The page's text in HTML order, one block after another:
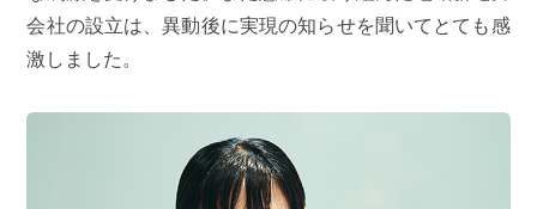
会社の設立は、異動後に実現の知らせを聞いてとても感
激しました。